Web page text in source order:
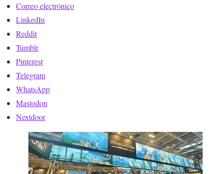
Correo electrónico
LinkedIn
Reddit
Tumblr
Pinterest
Telegram
WhatsApp
Mastodon
Nextdoor